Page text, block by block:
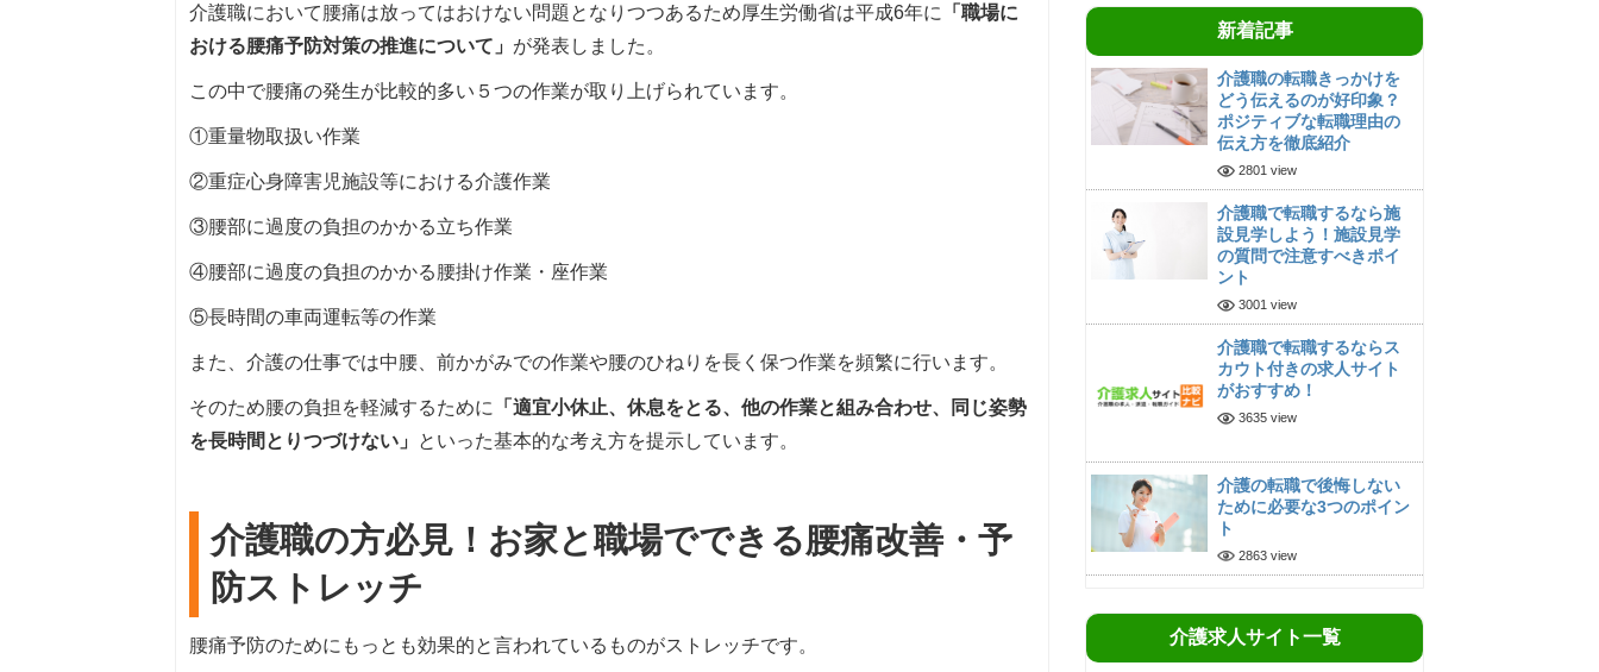
介護職において腰痛は放ってはおけない問題となりつつあるため厚生労働省は平成6年に 「職場に
おける腰痛予防対策の推進について」 が発表しました。
この中で腰痛の発生が比較的多い５つの作業が取り上げられています。
①重量物取扱い作業
②重症心身障害児施設等における介護作業
③腰部に過度の負担のかかる立ち作業
④腰部に過度の負担のかかる腰掛け作業・座作業
⑤長時間の車両運転等の作業
また、介護の仕事では中腰、前かがみでの作業や腰のひねりを長く保つ作業を頻繁に行います。
そのため腰の負担を軽減するために 「適宜小休止、休息をとる、他の作業と組み合わせ、同じ姿勢
を長時間とりつづけない」
といった基本的な考え方を提示しています。
介護職の方必見！お家と職場でできる腰痛改善・予
防ストレッチ
腰痛予防のためにもっとも効果的と言われているものがストレッチです。
新着記事
介護職の転職きっかけを
どう伝えるのが好印象？
ポジティブな転職理由の
伝え方を徹底紹介
2801 view
介護職で転職するなら施
設見学しよう！施設見学
の質問で注意すべきポイ
ント
3001 view
介護職で転職するならス
カウト付きの求人サイト
がおすすめ！
3635 view
介護の転職で後悔しない
ために必要な3つのポイン
ト
2863 view
介護求人サイト一覧